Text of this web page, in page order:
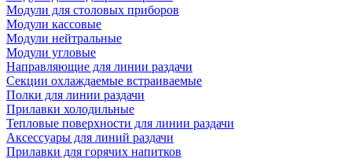
Модули для столовых приборов
Модули кассовые
Модули нейтральные
Модули угловые
Направляющие для линии раздачи
Секции охлаждаемые встраиваемые
Полки для линии раздачи
Прилавки холодильные
Тепловые поверхности для линии раздачи
Аксессуары для линий раздачи
Прилавки для горячих напитков